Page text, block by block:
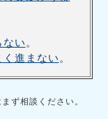
ない 。
進まない 。
ず相談ください。